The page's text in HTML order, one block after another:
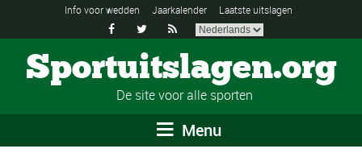
Info voor wedden Jaarkalender Laatste uitslagen
  
Sportuitslagen.org
De site voor alle sporten
Menu